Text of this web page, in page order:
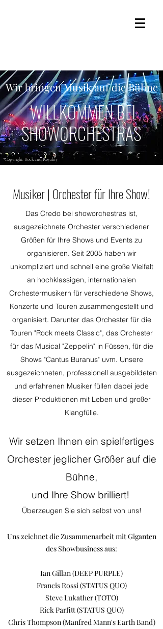
Wir bringen Musik auf die Bühne
WILLKOMMEN BEI
SHOWORCHESTRAS
Copyright: Rock and Royality
Musiker | Orchester für Ihre Show!
Das Credo bei showorchestras ist,
ausgezeichnete Orchester verschiedener
Größen für Ihre Shows und Events zu
organisieren. Seit 2005 haben wir
unkompliziert und schnell eine große Vielfalt
an hochklassigen, internationalen
Orchestermusikern für verschiedene Shows,
Konzerte und Touren zusammengestellt und
organisiert. Darunter das Orchester für die
Touren "Rock meets Classic", das Orchester
für das Musical "Zeppelin" in Füssen, für die
Shows "Cantus Buranus" uvm. Unsere
ausgezeichneten, professionell ausgebildeten
und erfahrenen Musiker füllen dabei jede
dieser Produktionen mit Leben und großer
Klangfülle.
Wir setzen Ihnen ein spielfertiges
Orchester jeglicher Größer auf die
Bühne,
und Ihre Show brilliert!
Überzeugen Sie sich selbst von uns!
Uns zeichnet die Zusammenarbeit mitGiganten
des Showbusiness aus:
Ian Gillan (DEEP PURPLE)
Francis Rossi (STATUS QUO)
Steve Lukather (TOTO)
Rick Parfitt (STATUS QUO)
Chris Thompson (Manfred Mann's Earth Band)